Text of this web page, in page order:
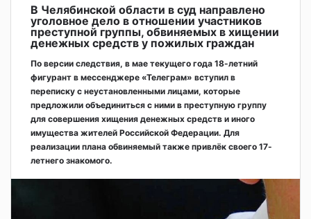
В Челябинской области в суд направлено
уголовное дело в отношении участников
преступной группы, обвиняемых в хищении
денежных средств у пожилых граждан
По версии следствия, в мае текущего года 18-летний
фигурант в мессенджере «Телеграм» вступил в
переписку с неустановленными лицами, которые
предложили объединиться с ними в преступную группу
для совершения хищения денежных средств и иного
имущества жителей Российской Федерации. Для
реализации плана обвиняемый также привлёк своего 17-
летнего знакомого.